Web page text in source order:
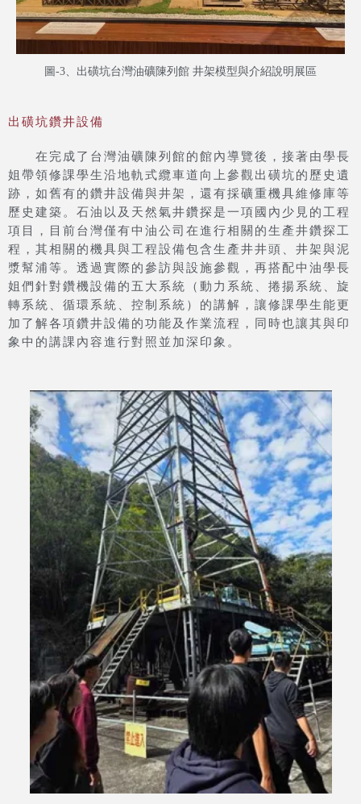
圖-3、出磺坑台灣油礦陳列館 井架模型與介紹說明展區
出磺坑鑽井設備
在完成了台灣油礦陳列館的館內導覽後，接著由學長
姐帶領修課學生沿地軌式纜車道向上參觀出磺坑的歷史遺
跡，如舊有的鑽井設備與井架，還有採礦重機具維修庫等
歷史建築。石油以及天然氣井鑽探是一項國內少見的工程
項目，目前台灣僅有中油公司在進行相關的生產井鑽探工
程，其相關的機具與工程設備包含生產井井頭、井架與泥
漿幫浦等。透過實際的參訪與設施參觀，再搭配中油學長
姐們針對鑽機設備的五大系統（動力系統、捲揚系統、旋
轉系統、循環系統、控制系統）的講解，讓修課學生能更
加了解各項鑽井設備的功能及作業流程，同時也讓其與印
象中的講課內容進行對照並加深印象。